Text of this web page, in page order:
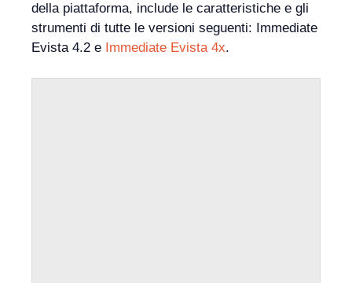
della piattaforma, include le caratteristiche e gli
strumenti di tutte le versioni seguenti: Immediate
Evista 4.2 e Immediate Evista 4x.